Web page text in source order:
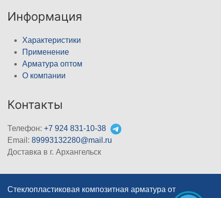
Информация
Характеристики
Применение
Арматура оптом
О компании
Контакты
Телефон: +7 924 831-10-38
Email: 89993132280@mail.ru
Доставка в г. Архангельск
Стеклопластиковая композитная арматура от